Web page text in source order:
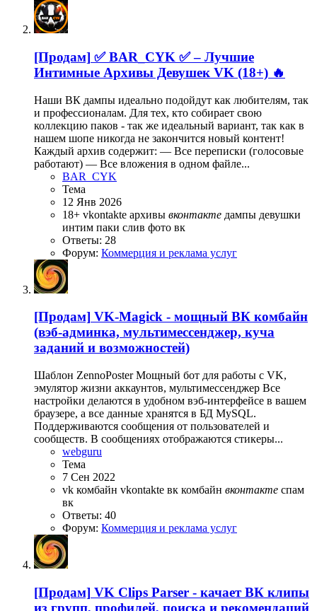
[Продам] ✅ BAR_CYK ✅ – Лучшие
Интимные Архивы Девушек VK (18+) 🔥
Наши ВК дампы идеально подойдут как любителям, так
и профессионалам. Для тех, кто собирает свою
коллекцию паков - так же идеальный вариант, так как в
нашем шопе никогда не закончится новый контент!
Каждый архив содержит: — Все переписки (голосовые
работают) — Все вложения в одном файле...
BAR_CYK
Тема
12 Янв 2026
18+ vkontakte архивы вконтакте дампы девушки
интим паки слив фото вк
Ответы: 28
Форум: Коммерция и реклама услуг
[Продам] VK-Magick - мощный ВК комбайн
(вэб-админка, мультимессенджер, куча
заданий и возможностей)
Шаблон ZennoPoster Мощный бот для работы с VK,
эмулятор жизни аккаунтов, мультимессенджер Все
настройки делаются в удобном вэб-интерфейсе в вашем
браузере, а все данные хранятся в БД MySQL.
Поддерживаются сообщения от пользователей и
сообществ. В сообщениях отображаются стикеры...
webguru
Тема
7 Сен 2022
vk комбайн vkontakte вк комбайн вконтакте спам
вк
Ответы: 40
Форум: Коммерция и реклама услуг
[Продам] VK Clips Parser - качает ВК клипы
из групп, профилей, поиска и рекомендаций